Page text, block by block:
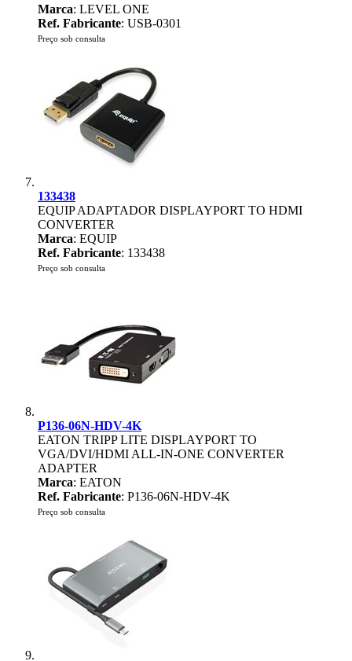
Marca: LEVEL ONE
Ref. Fabricante: USB-0301
Preço sob consulta
133438
EQUIP ADAPTADOR DISPLAYPORT TO HDMI
CONVERTER
Marca: EQUIP
Ref. Fabricante: 133438
Preço sob consulta
P136-06N-HDV-4K
EATON TRIPP LITE DISPLAYPORT TO
VGA/DVI/HDMI ALL-IN-ONE CONVERTER
ADAPTER
Marca: EATON
Ref. Fabricante: P136-06N-HDV-4K
Preço sob consulta